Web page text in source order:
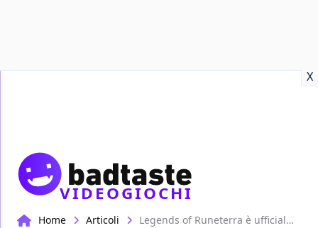
X
VIDEOGIOCHI
Home Articoli Legends of Runeterra è ufficialmente disponibile da oggi su PC e mobile insieme alla prima espansione!